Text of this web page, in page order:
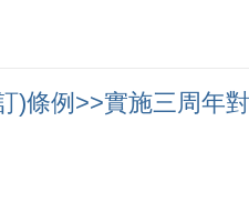
)條例>>實施三周年